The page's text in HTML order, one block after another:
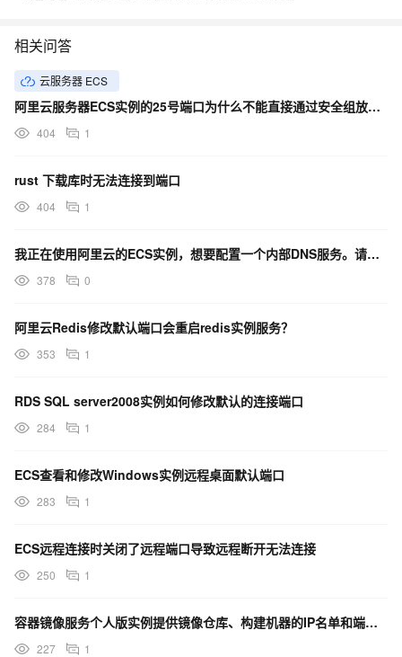
相关问答
云服务器 ECS
阿里云服务器ECS实例的25号端口为什么不能直接通过安全组放行？
404 1
rust 下载库时无法连接到端口
404 1
我正在使用阿里云的ECS实例，想要配置一个内部DNS服务。请问如何安全地开放53端口以供内部网络使用
378 0
阿里云Redis修改默认端口会重启redis实例服务？
353 1
RDS SQL server2008实例如何修改默认的连接端口
284 1
ECS查看和修改Windows实例远程桌面默认端口
283 1
ECS远程连接时关闭了远程端口导致远程断开无法连接
250 1
容器镜像服务个人版实例提供镜像仓库、构建机器的IP名单和端口吗
227 1